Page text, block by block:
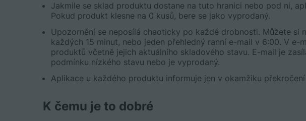
Jakmile se sklad produktu dostane na tuto hranici nebo pod ni,
Pokud produkt klesne na 0 kusů, bere se jako vyprodaný.
Upozornění se neposílá chaoticky po každé drobnosti. Můžete si
každých 15 minut, nebo jeden přehledný ranní e-mail v 6:00. V e-
produktů včetně jejich aktuálního skladového stavu. E-mail je
podmínku nízkého stavu nebo je vyprodaný.
Aplikace u každého produktu informuje jen v okamžiku
K čemu je to dobré